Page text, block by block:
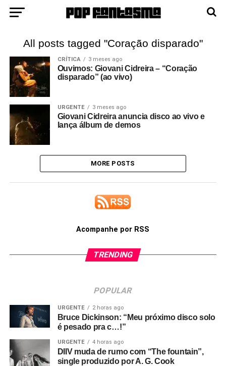
All posts tagged "Coração disparado"
CRÍTICA 3 meses ago
Ouvimos: Giovani Cidreira – “Coração
disparado” (ao vivo)
URGENTE 3 meses ago
Giovani Cidreira anuncia disco ao vivo e
lança álbum de demos
MORE POSTS
Acompanhe por RSS
TRENDING
POPULAR
URGENTE 2 horas ago
Bruce Dickinson: “Meu próximo disco solo
é pesado pra c…!”
URGENTE 4 horas ago
DIIV muda de rumo com “The fountain”,
single produzido por A. G. Cook